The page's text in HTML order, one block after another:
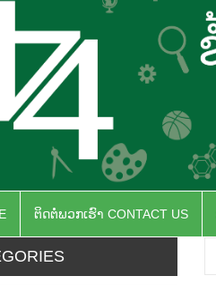
ຕິດຕໍ່ພວກເຮົາ CONTACT US